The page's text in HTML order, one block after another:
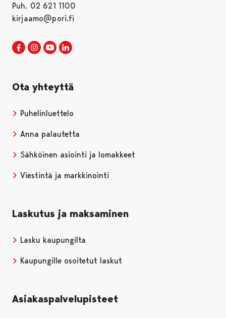
Puh. 02 621 1100
kirjaamo@pori.fi
Porin kaupunki Facebookissa
Avautuu uudessa välilehdessä
Porin kaupunki Instagramissa
Avautuu uudessa välilehdessä
Porin kaupunki Youtubessa
Avautuu uudessa välilehdessä
Ota yhteyttä
Puhelinluettelo
Anna palautetta
Sähköinen asiointi ja lomakkeet
Viestintä ja markkinointi
Laskutus ja maksaminen
Lasku kaupungilta
Kaupungille osoitetut laskut
Asiakaspalvelupisteet